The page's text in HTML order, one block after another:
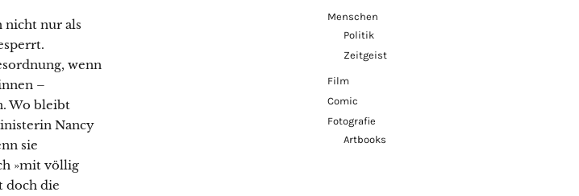
nicht nur als
wenn
–
Wo bleibt
Nancy
sie
»mit völlig
doch die
Menschen
Politik
Zeitgeist
Film
Comic
Fotografie
Artbooks